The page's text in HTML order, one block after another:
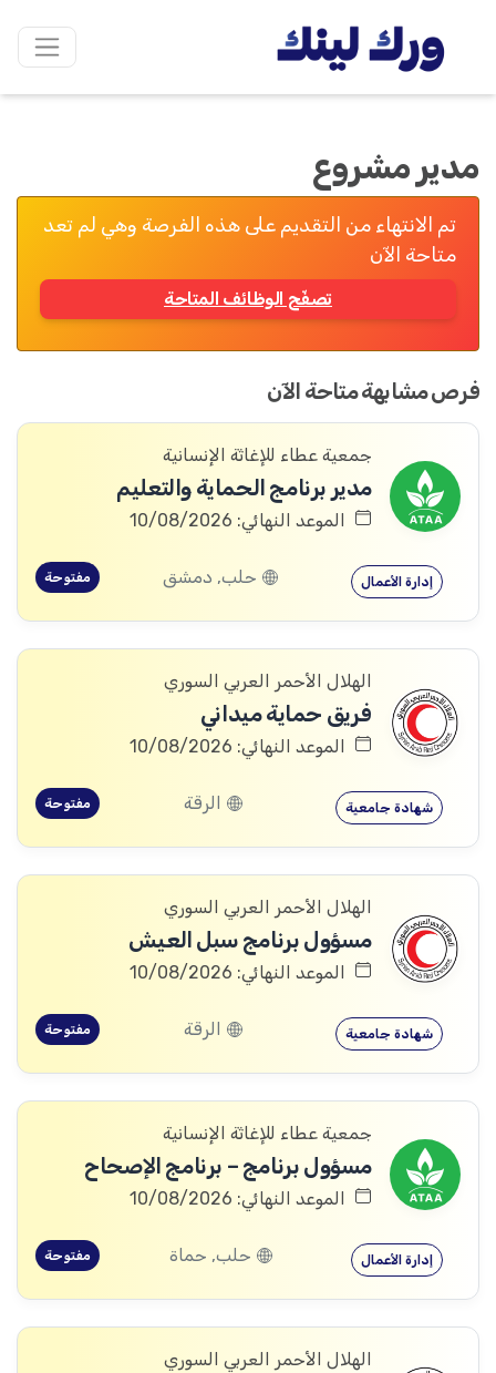
مدير مشروع
تم الانتهاء من التقديم على هذه الفرصة وهي لم تعد
متاحة الآن
تصفّح الوظائف المتاحة
فرص مشابهة متاحة الآن
جمعية عطاء للإغاثة الإنسانية
مدير برنامج الحماية والتعليم
الموعد النهائي: 10/08/2026
إدارة الأعمال حلب, دمشق مفتوحة
الهلال الأحمر العربي السوري
فريق حماية ميداني
الموعد النهائي: 10/08/2026
شهادة جامعية الرقة مفتوحة
الهلال الأحمر العربي السوري
مسؤول برنامج سبل العيش
الموعد النهائي: 10/08/2026
شهادة جامعية الرقة مفتوحة
جمعية عطاء للإغاثة الإنسانية
مسؤول برنامج – برنامج الإصحاح
الموعد النهائي: 10/08/2026
إدارة الأعمال حلب, حماة مفتوحة
الهلال الأحمر العربي السوري